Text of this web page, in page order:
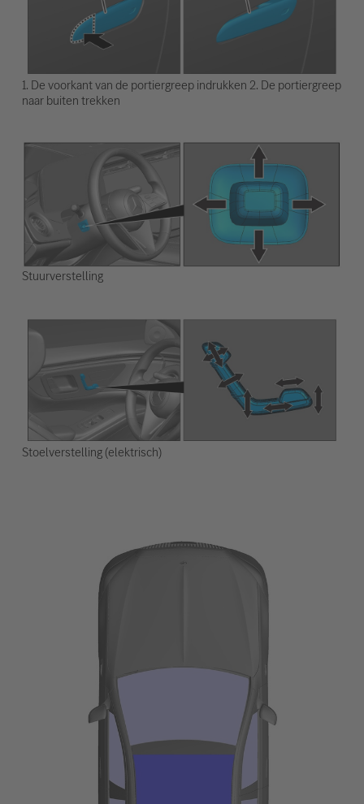
1. De voorkant van de portiergreep indrukken 2. De portiergreep
naar buiten trekken
Stuurverstelling
Stoelverstelling (elektrisch)